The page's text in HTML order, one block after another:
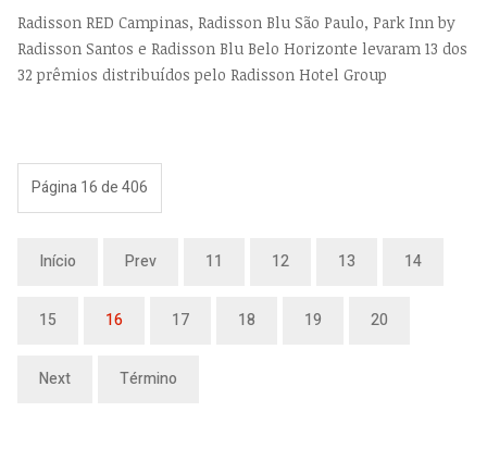
Radisson RED Campinas, Radisson Blu São Paulo, Park Inn by
Radisson Santos e Radisson Blu Belo Horizonte levaram 13 dos
32 prêmios distribuídos pelo Radisson Hotel Group
Página 16 de 406
Início Prev 11 12 13 14
15 16 17 18 19 20
Next Término